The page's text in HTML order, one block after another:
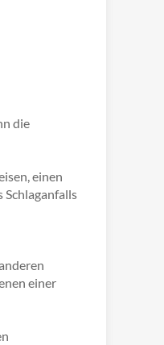
die
einen
Schlaganfalls
einer